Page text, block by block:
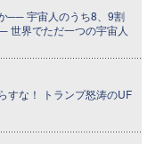
── 宇宙人のうち8、9割
世界でただ一つの宇宙人
すな！ トランプ怒涛のUF